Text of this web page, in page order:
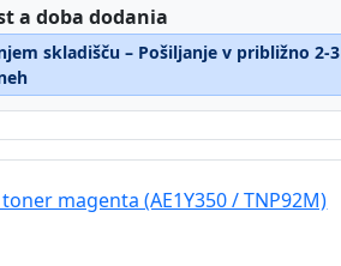
a doba dodania
skladišču – Pošiljanje v približno 2-3
magenta (AE1Y350 / TNP92M)